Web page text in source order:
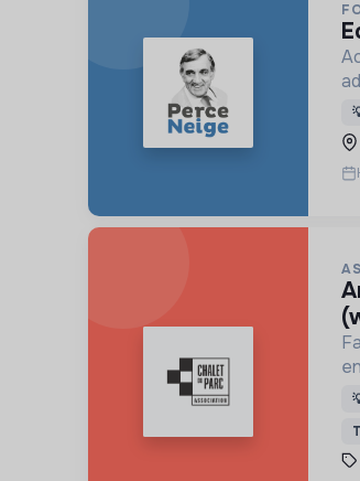
animateur.trice polyvalent.e